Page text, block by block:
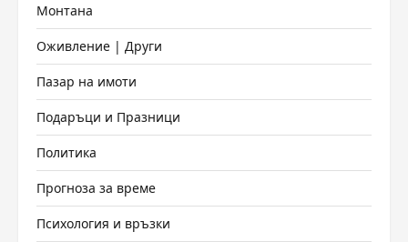
Монтана
Оживление | Други
Пазар на имоти
Подаръци и Празници
Политика
Прогноза за време
Психология и връзки